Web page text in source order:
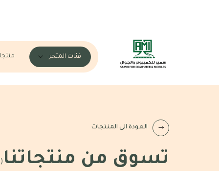
فئات المتجر
العودة الى المنتجات
تسوق من منتجاتنا (2)